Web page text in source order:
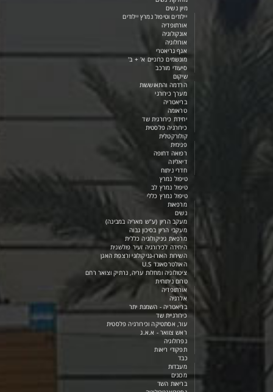
מיון נשים
יילודים וטיפול נמרץ יילודים
אורתופדיה
אונקולוגיה
אורולוגיה
אגף גריאטרי
מונשמים כרוניים א' + ב'
סיעודי מורכב
שיקום
הרדמה והתאוששות
מערך כירורגי
בריאטריה
טראומה
יחידת כירורגית שד
כירורגיה פלסטית
קולורקטלית
פנימית
רפואה דחופה
דיאליזה
חדרי ניתוח
טיפול נמרץ
טיפול נמרץ לב
טיפול נמרץ כללי
מרפאות
נשים
מעקב הריון (ע"ש מאריה במבינה)
מעקבי הריון בסיכון גבוה
מרפאת גיניקולוגיה כללית
היחידה לכירורגיה זעיר פולשנית
השירות האורו-גניקולוגי ורצפת האגן
האולטרסאונד U.S
ציטולוגיה ומחלות עריה, נרתיק וצואר רחם
טרום ניתוחית
אורתופדיה
אלרגיה
בריאטריה - השמנת יתר
כירורגיית שד
עור, אסתטיקה וכירורגיה פלסטית
ראש צוואר - א.א.ג
נפרולוגיה
תפקודי ריאות
כבד
מעבדות
מכונים
בריאות השד